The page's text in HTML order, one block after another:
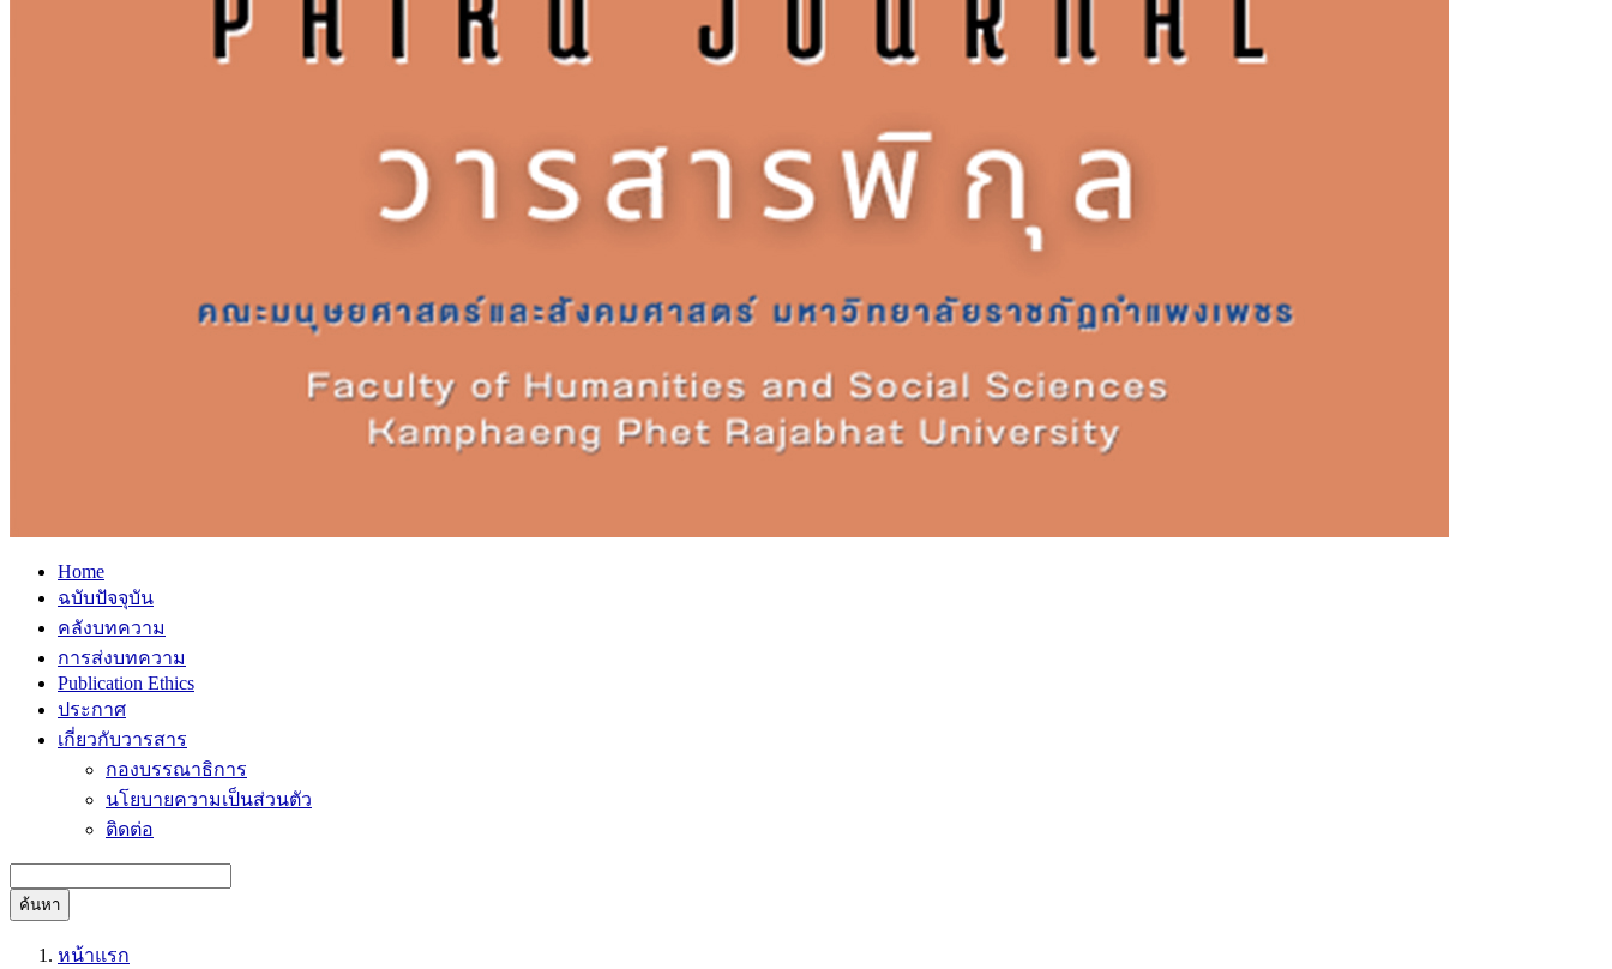
Home
ฉบับปัจจุบัน
คลังบทความ
การส่งบทความ
Publication Ethics
ประกาศ
เกี่ยวกับวารสาร
กองบรรณาธิการ
นโยบายความเป็นส่วนตัว
ติดต่อ
ค้นหา
หน้าแรก